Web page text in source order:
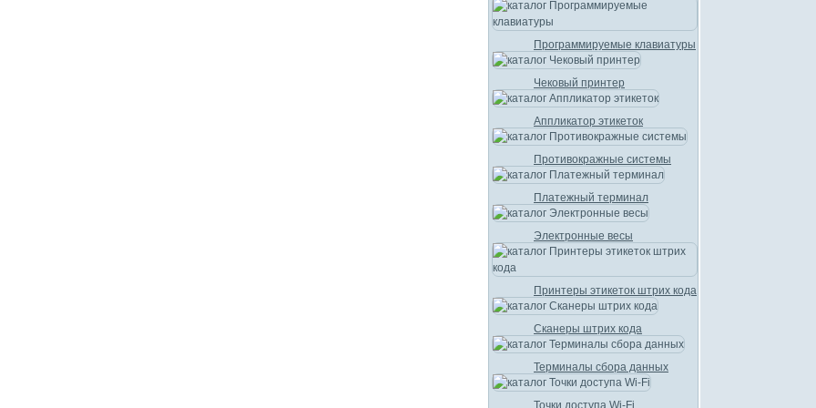
Программируемые клавиатуры
Чековый принтер
Аппликатор этикеток
Противокражные системы
Платежный терминал
Электронные весы
Принтеры этикеток штрих кода
Сканеры штрих кода
Терминалы сбора данных
Точки доступа Wi-Fi